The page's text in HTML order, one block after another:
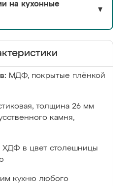
на кухонные
▼
МДФ, покрытые плёнкой
толщина 26 мм
камня,
ХДФ в цвет столешницы
кухню любого